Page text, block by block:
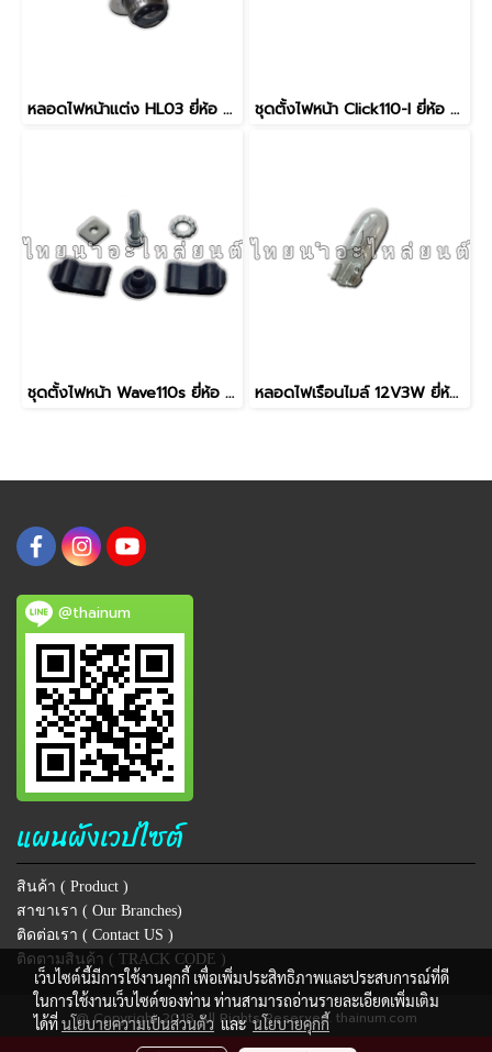
หลอดไฟหน้าแต่ง HL03 ยี่ห้อ ชาลี ชุดตั้งไฟหน้า Click110-I ยี่ห้อ WS
ชุดตั้งไฟหน้า Wave110s ยี่ห้อ WS หลอดไฟเรือนไมล์ 12V3W ยี่ห้อ WS (ใส)
@thainum
แผนผังเวปไซต์
สินค้า ( Product )
สาขาเรา ( Our Branches)
ติดต่อเรา ( Contact US )
ติดตามสินค้า ( TRACK CODE )
@ Copyright 2018 All Rights Reserved. thainum.com
เว็บไซต์นี้มีการใช้งานคุกกี้ เพื่อเพิ่มประสิทธิภาพและประสบการณ์ที่ดี
ในการใช้งานเว็บไซต์ของท่าน ท่านสามารถอ่านรายละเอียดเพิ่มเติม
ได้ที่นโยบายความเป็นส่วนตัว และนโยบายคุกกี้